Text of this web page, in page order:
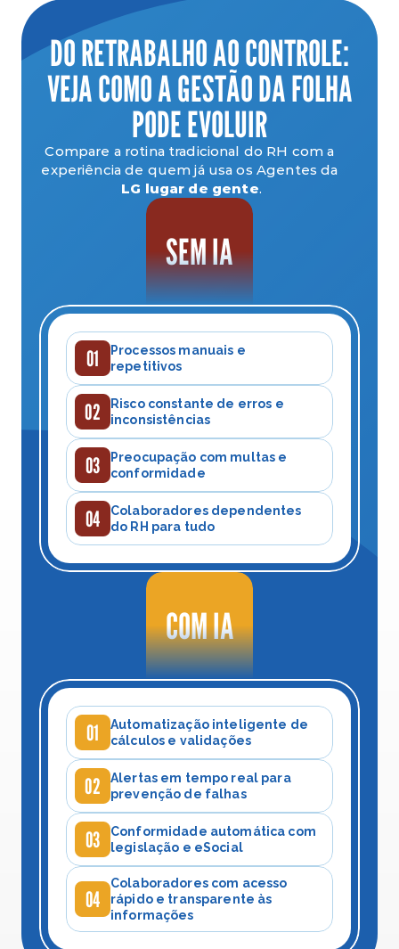
DO RETRABALHO AO CONTROLE:
VEJA COMO A GESTÃO DA FOLHA
PODE EVOLUIR
Compare a rotina tradicional do RH com a
LG lugar de gente.
SEM IA
01
Processos manuais e
repetitivos
02
Risco constante de erros e
inconsistências
03
Preocupação com multas e
conformidade
04
Colaboradores dependentes
do RH para tudo
01
Automatização inteligente de
cálculos e validações
02
Alertas em tempo real para
prevenção de falhas
03
Conformidade automática com
legislação e eSocial
04
Colaboradores com acesso
rápido e transparente às
informações
COM IA